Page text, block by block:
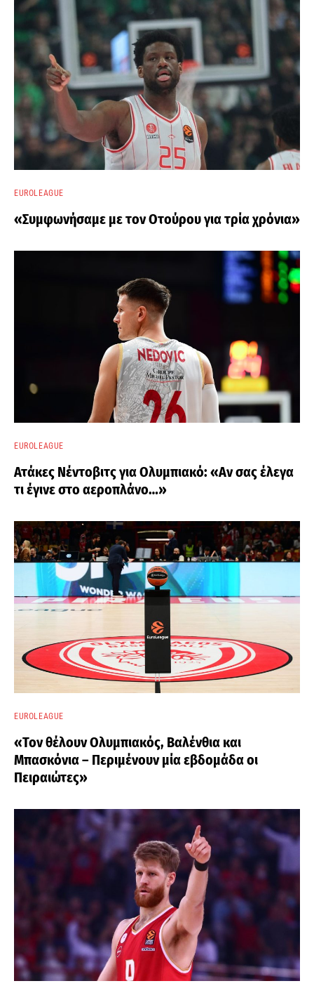
EUROLEAGUE
«Συμφωνήσαμε με τον Οτούρου για τρία χρόνια»
EUROLEAGUE
Ατάκες Νέντοβιτς για Ολυμπιακό: «Αν σας έλεγα
τι έγινε στο αεροπλάνο…»
EUROLEAGUE
«Τον θέλουν Ολυμπιακός, Βαλένθια και
Μπασκόνια – Περιμένουν μία εβδομάδα οι
Πειραιώτες»